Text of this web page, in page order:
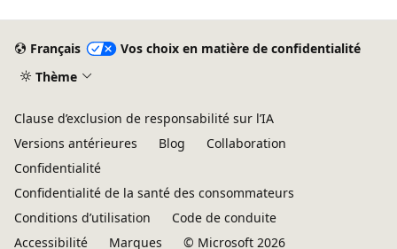
Français
Vos choix en matière de confidentialité
Thème
Clause d’exclusion de responsabilité sur l’IA
Versions antérieures
Blog
Collaboration
Confidentialité
Confidentialité de la santé des consommateurs
Conditions d’utilisation
Code de conduite
Accessibilité
Marques © Microsoft 2026